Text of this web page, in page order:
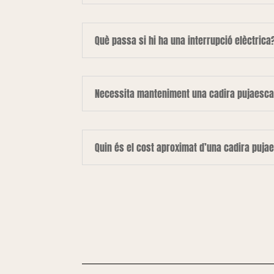
Què passa si hi ha una interrupció
Necessita manteniment una cadira
Quin és el cost aproximat d’una cadira